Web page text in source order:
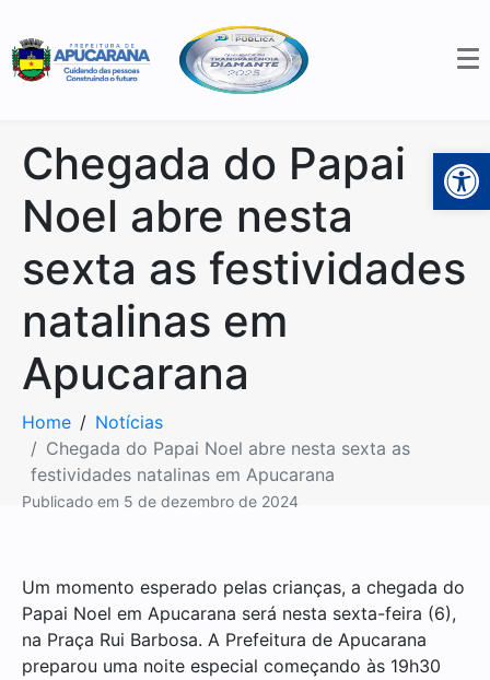
Chegada do Papai
Noel abre nesta
sexta as festividades
natalinas em
Apucarana
Home
Notícias
Chegada do Papai Noel abre nesta sexta as
festividades natalinas em Apucarana
Publicado em 5 de dezembro de 2024
Um momento esperado pelas crianças, a chegada do
Papai Noel em Apucarana será nesta sexta-feira (6),
na Praça Rui Barbosa. A Prefeitura de Apucarana
preparou uma noite especial começando às 19h30